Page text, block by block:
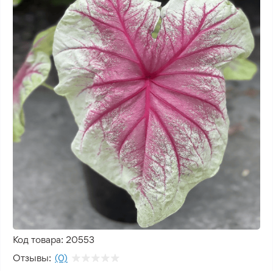
Код товара: 20553
Отзывы: (0)